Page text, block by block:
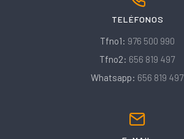
TELÉFONOS
Tfno1: 976 500 990
Tfno2: 656 819 497
Whatsapp: 656 819 497